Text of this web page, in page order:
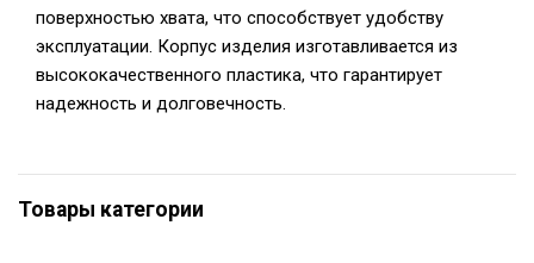
поверхностью хвата, что способствует удобству
эксплуатации. Корпус изделия изготавливается из
высококачественного пластика, что гарантирует
надежность и долговечность.
Товары категории